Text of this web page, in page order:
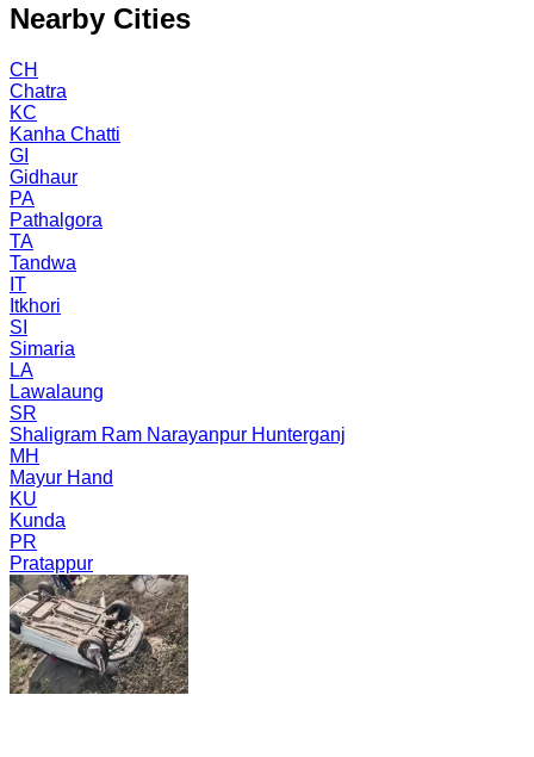
Nearby Cities
CH
Chatra
KC
Kanha Chatti
GI
Gidhaur
PA
Pathalgora
TA
Tandwa
IT
Itkhori
SI
Simaria
LA
Lawalaung
SR
Shaligram Ram Narayanpur Hunterganj
MH
Mayur Hand
KU
Kunda
PR
Pratappur